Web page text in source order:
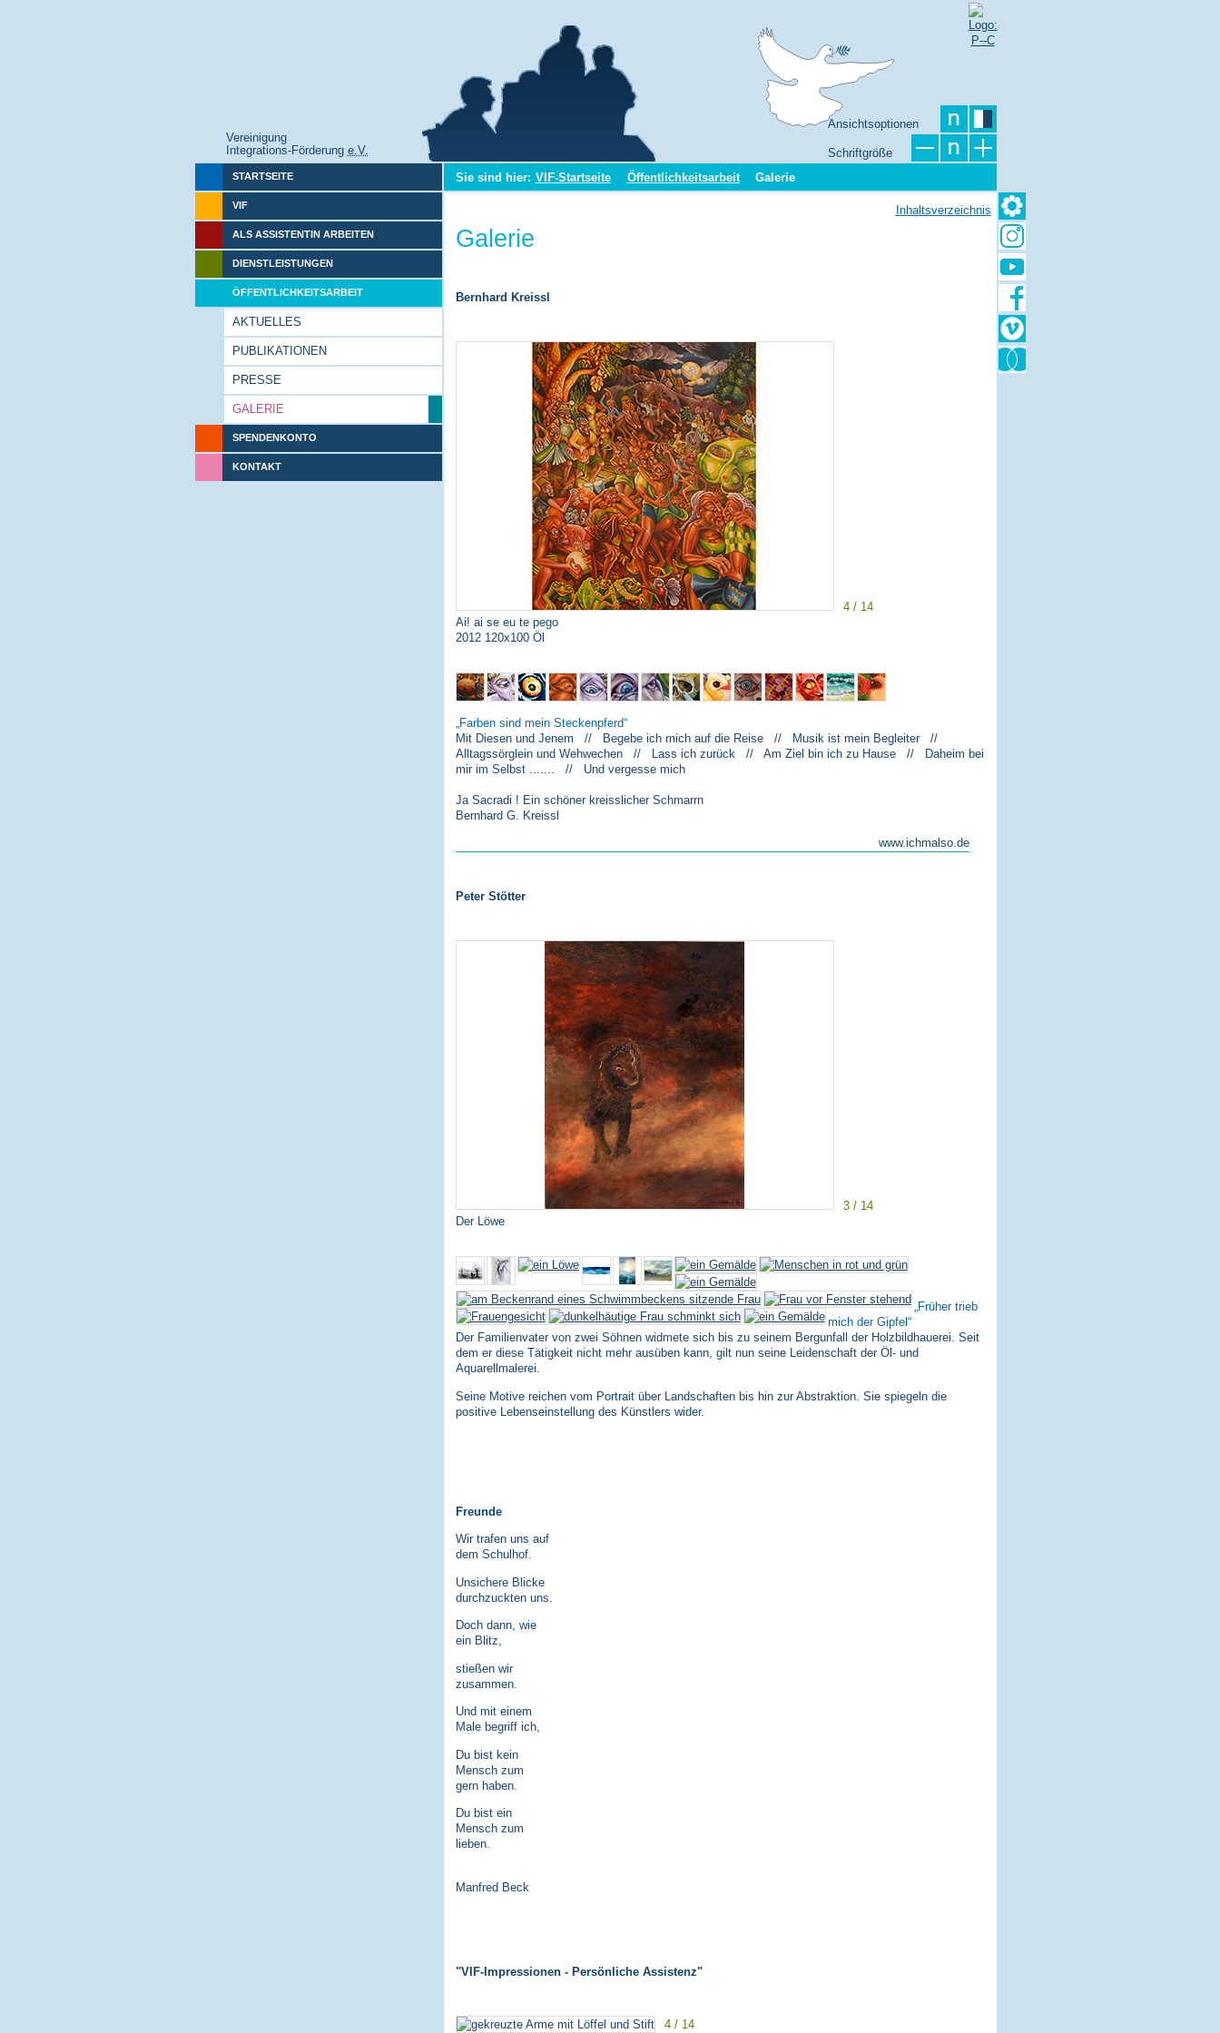
Vereinigung
Integrations-Förderung e.V.
Ansichtsoptionen
Schriftgröße
STARTSEITE
VIF
ALS ASSISTENTIN ARBEITEN
DIENSTLEISTUNGEN
ÖFFENTLICHKEITSARBEIT
AKTUELLES
PUBLIKATIONEN
PRESSE
GALERIE
SPENDENKONTO
KONTAKT
Sie sind hier: VIF-Startseite Öffentlichkeitsarbeit Galerie
Inhaltsverzeichnis
Galerie
Bernhard Kreissl
4 / 14
Ai! ai se eu te pego
2012 120x100 Öl
Farben sind mein Steckenpferd
Mit Diesen und Jenem // Begebe ich mich auf die Reise // Musik ist mein Begleiter //
Alltagssörglein und Wehwechen // Lass ich zurück // Am Ziel bin ich zu Hause // Daheim bei
mir im Selbst ....... // Und vergesse mich
Ja Sacradi ! Ein schöner kreisslicher Schmarrn
Bernhard G. Kreissl
www.ichmalso.de
Peter Stötter
3 / 14
Der Löwe
Früher trieb
mich der Gipfel
Der Familienvater von zwei Söhnen widmete sich bis zu seinem Bergunfall der Holzbildhauerei. Seit
dem er diese Tätigkeit nicht mehr ausüben kann, gilt nun seine Leidenschaft der Öl- und
Aquarellmalerei.
Seine Motive reichen vom Portrait über Landschaften bis hin zur Abstraktion. Sie spiegeln die
positive Lebenseinstellung des Künstlers wider.
Freunde
Wir trafen uns auf
dem Schulhof.
Unsichere Blicke
durchzuckten uns.
Doch dann, wie
ein Blitz,
stießen wir
zusammen.
Und mit einem
Male begriff ich,
Du bist kein
Mensch zum
gern haben.
Du bist ein
Mensch zum
lieben.
Manfred Beck
"VIF-Impressionen - Persönliche Assistenz"
4 / 14